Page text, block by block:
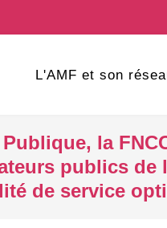
L'AMF et son
la
publics de
de service